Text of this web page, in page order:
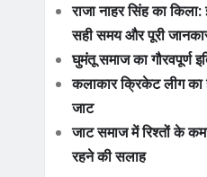
राजा नाहर सिंह का
सही समय और पूरी
घुमंतू समाज का गौरवपूर्ण
कलाकार क्रिकेट लीग
जाट
जाट समाज में रिश्तों के
रहने की सलाह